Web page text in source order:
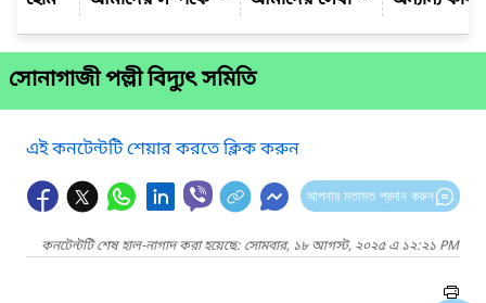
সোনাগাজী পল্লী বিদ্যুৎ সমিতি
এই কনটেন্টটি শেয়ার করতে ক্লিক করুন
আপনার মতামত প্রদান করুন
কনটেন্টটি শেষ হাল-নাগাদ করা হয়েছে: সোমবার, ১৮ আগস্ট, ২০২৫ এ ১২:২১ PM